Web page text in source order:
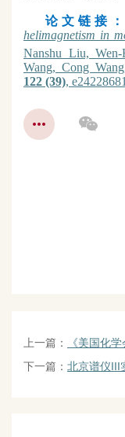
论文链接
helimagnetism in
Nanshu Liu,
Wang, Cong
122 (39),
上一篇：
《美国化学会
下一篇： 北京谱仪III实